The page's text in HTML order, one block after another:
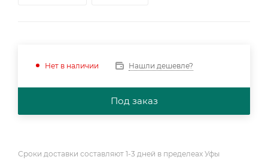
Нет в наличии Нашли дешевле?
Под заказ
Сроки доставки составляют 1-3 дней в пределеах Уфы